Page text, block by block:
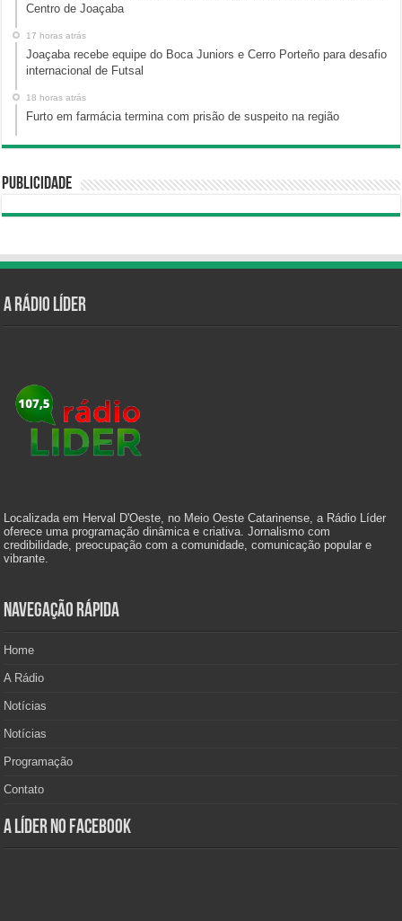
Centro de Joaçaba
17 horas atrás
Joaçaba recebe equipe do Boca Juniors e Cerro Porteño para desafio
internacional de Futsal
18 horas atrás
Furto em farmácia termina com prisão de suspeito na região
Publicidade
A Rádio Líder
Localizada em Herval D'Oeste, no Meio Oeste Catarinense, a Rádio Líder
oferece uma programação dinâmica e criativa. Jornalismo com
credibilidade, preocupação com a comunidade, comunicação popular e
vibrante.
Navegação Rápida
Home
A Rádio
Notícias
Notícias
Programação
Contato
A Líder no Facebook